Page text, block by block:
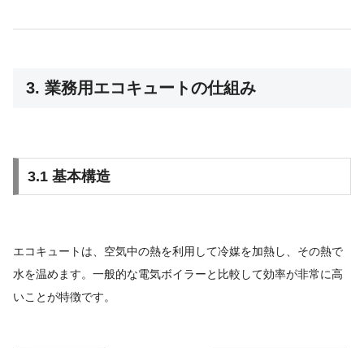
3. 業務用エコキュートの仕組み
3.1 基本構造
エコキュートは、空気中の熱を利用して冷媒を加熱し、その熱で
水を温めます。一般的な電気ボイラーと比較して効率が非常に高
いことが特徴です。